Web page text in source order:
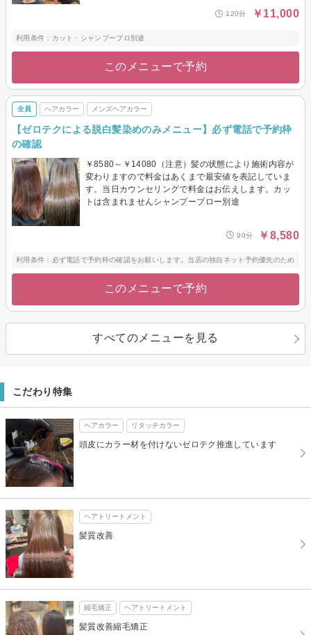
120分 ￥11,000
利用条件：カット・シャンプーブロ別途
このメニューで予約
全員 ヘアカラー メンズヘアカラー
【ゼロテクによる脱白髪染めのみメニュー】必ず電話で予約枠
の確認
￥8580～￥14080（注意）髪の状態により施術内容が
変わりますので料金はあくまで最安値を表記していま
す。当日カウンセリングで料金はお伝えします。カッ
トは含まれませんシャンプーブロー別途
90分 ￥8,580
利用条件：必ず電話で予約枠の確認をお願いします。当店の独自ネット予約優先のため
このメニューで予約
すべてのメニューを見る
こだわり特集
ヘアカラー リタッチカラー
頭皮にカラー材を付けないゼロテク推進しています
ヘアトリートメント
髪質改善
縮毛矯正 ヘアトリートメント
髪質改善縮毛矯正